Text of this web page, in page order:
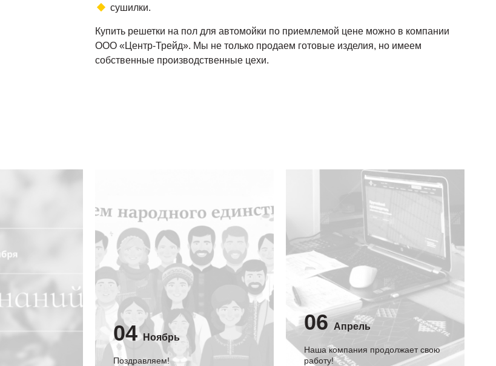
сушилки.
Купить решетки на пол для автомойки по приемлемой цене можно в компании
ООО «Центр-Трейд». Мы не только продаем готовые изделия, но имеем
собственные производственные цехи.
04 Ноябрь
Поздравляем!
06 Апрель
Наша компания продолжает свою
работу!